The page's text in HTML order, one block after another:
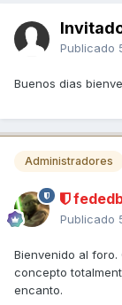
Publicado
Buenos dias
Administradores
Publicado
Bienvenido al
concepto
encanto.